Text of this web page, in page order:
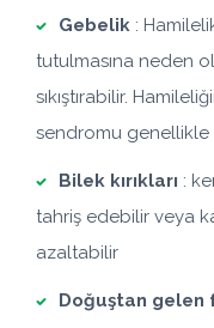
Gebelik :
tutulmasına neden
sıkıştırabilir.
sendromu
Bilek kırıkları :
tahriş edebilir veya
azaltabilir
Doğuştan gelen